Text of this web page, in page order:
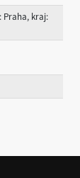
Praha, kraj: